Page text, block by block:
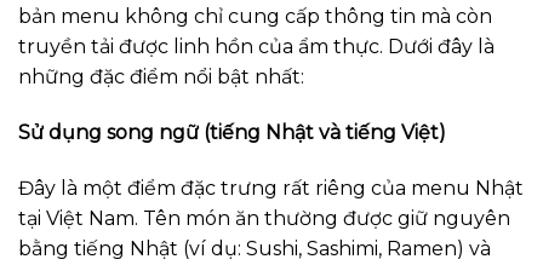
bản menu không chỉ cung cấp thông tin mà còn
truyền tải được linh hồn của ẩm thực. Dưới đây là
những đặc điểm nổi bật nhất:
Sử dụng song ngữ (tiếng Nhật và tiếng Việt)
Đây là một điểm đặc trưng rất riêng của menu Nhật
tại Việt Nam. Tên món ăn thường được giữ nguyên
bằng tiếng Nhật (ví dụ: Sushi, Sashimi, Ramen) và